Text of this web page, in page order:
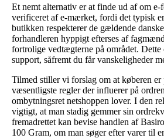
Et nemt alternativ er at finde ud af om e-
verificeret af e-mærket, fordi det typisk
butikken respekterer de gældende
forhandleren hyppigt efterses af
fortrolige vedtægterne på området.
support, såfremt du får vanskeligheder
Tilmed stiller vi forslag om at køberen er
væsentligste regler der influerer på
ombytningsret netshoppen lover. I den
vigtigt, at man stadig gemmer sin
fremadrettet kan bevise handlen af
100 Gram, om man søger efter varer til